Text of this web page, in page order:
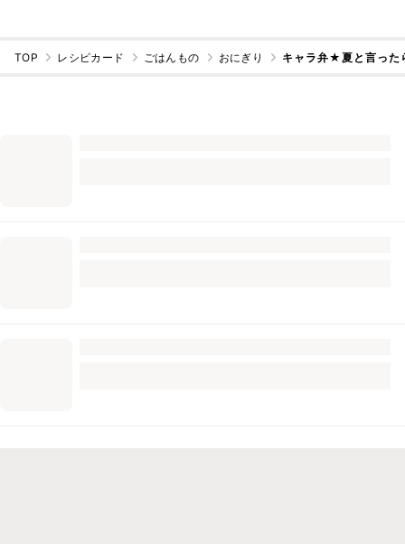
TOP レシピカード ごはんもの おにぎり キャラ弁★夏と言った